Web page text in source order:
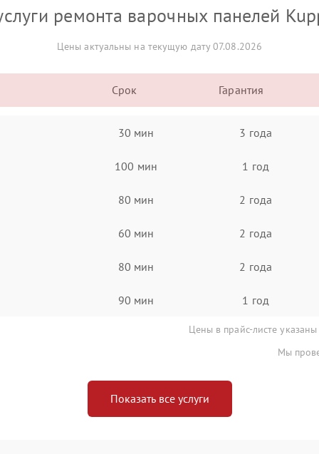
ремонта варочных панелей
Цены актуальны на текущую дату 07.08.2026
Срок Гарантия
30 мин 3 года
100 мин 1 год
80 мин 2 года
60 мин 2 года
80 мин 2 года
90 мин 1 год
Цены в прайс-листе
Мы
Показать все услуги